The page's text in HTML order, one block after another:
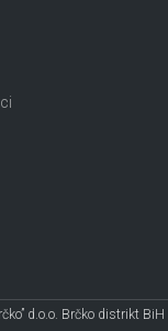
d.o.o. Brčko distrikt BiH |